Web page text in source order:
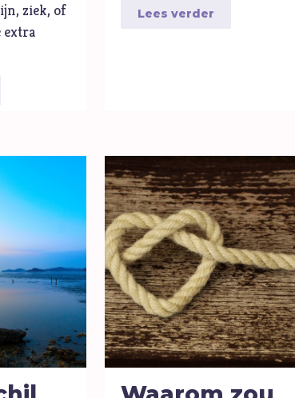
ziek, of
extra
Lees verder